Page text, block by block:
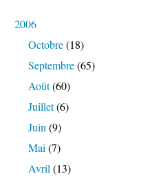
2006
Octobre(18)
Septembre(65)
Août(60)
Juillet(6)
Juin (9)
Mai (7)
Avril (13)